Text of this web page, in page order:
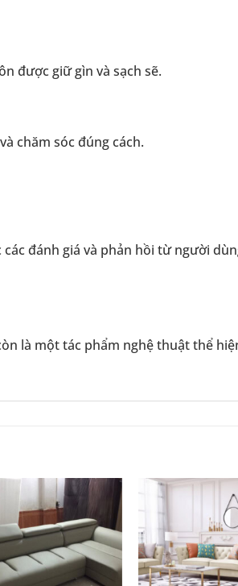
được giữ gìn và sạch sẽ.
chăm sóc đúng cách.
đánh giá và phản hồi từ người
là một tác phẩm nghệ thuật thể